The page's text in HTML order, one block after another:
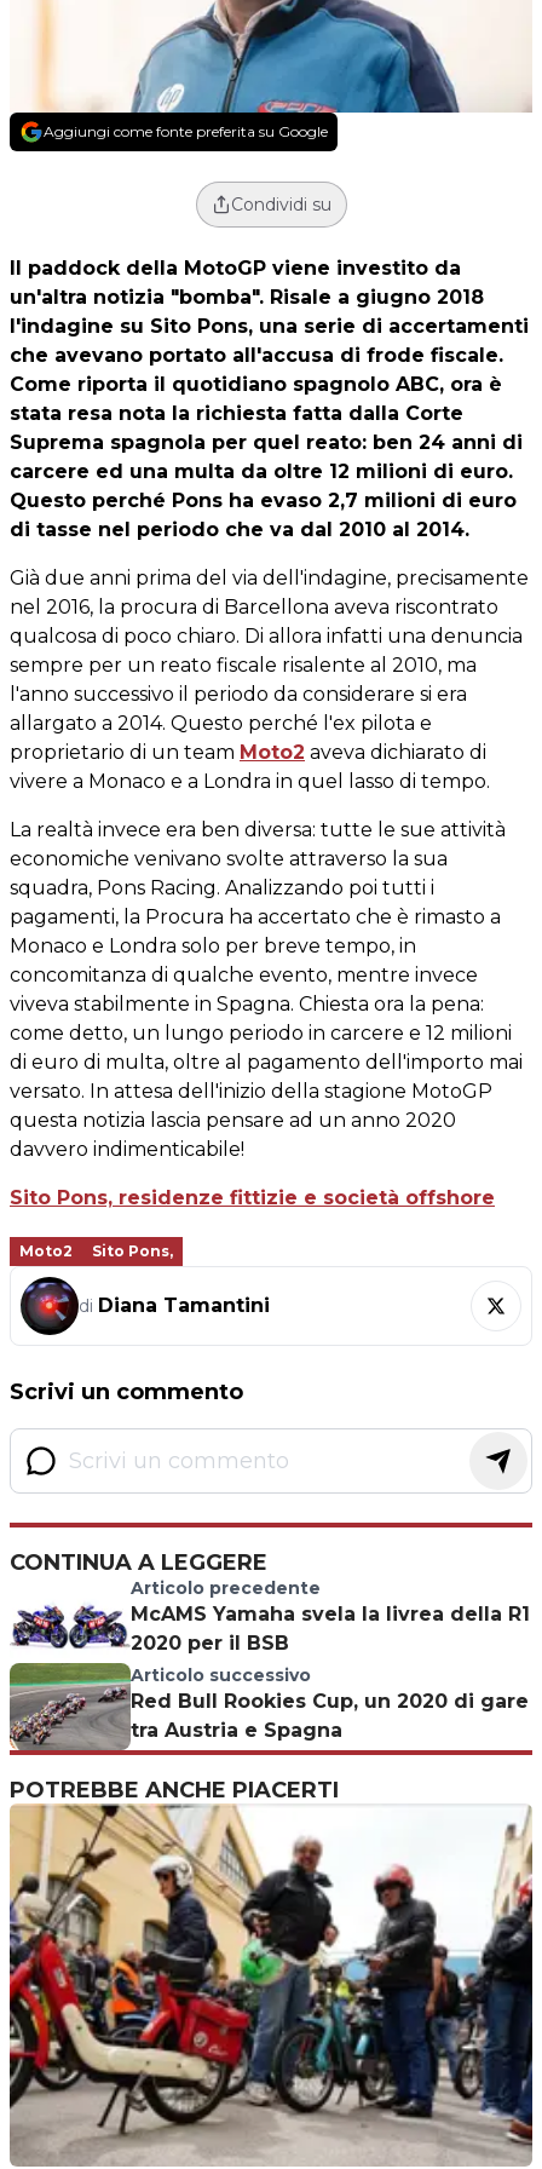
Aggiungi come fonte preferita su Google
Condividi su
Il paddock della MotoGP viene investito da
un'altra notizia "bomba". Risale a giugno 2018
l'indagine su Sito Pons, una serie di accertamenti
che avevano portato all'accusa di frode fiscale.
Come riporta il quotidiano spagnolo ABC, ora è
stata resa nota la richiesta fatta dalla Corte
Suprema spagnola per quel reato: ben 24 anni di
carcere ed una multa da oltre 12 milioni di euro.
Questo perché Pons ha evaso 2,7 milioni di euro
di tasse nel periodo che va dal 2010 al 2014.
Già due anni prima del via dell'indagine, precisamente
nel 2016, la procura di Barcellona aveva riscontrato
qualcosa di poco chiaro. Di allora infatti una denuncia
sempre per un reato fiscale risalente al 2010, ma
l'anno successivo il periodo da considerare si era
allargato a 2014. Questo perché l'ex pilota e
proprietario di un team Moto2 aveva dichiarato di
vivere a Monaco e a Londra in quel lasso di tempo.
La realtà invece era ben diversa: tutte le sue attività
economiche venivano svolte attraverso la sua
squadra, Pons Racing. Analizzando poi tutti i
pagamenti, la Procura ha accertato che è rimasto a
Monaco e Londra solo per breve tempo, in
concomitanza di qualche evento, mentre invece
viveva stabilmente in Spagna. Chiesta ora la pena:
come detto, un lungo periodo in carcere e 12 milioni
di euro di multa, oltre al pagamento dell'importo mai
versato. In attesa dell'inizio della stagione MotoGP
questa notizia lascia pensare ad un anno 2020
davvero indimenticabile!
Sito Pons, residenze fittizie e società offshore
Moto2 Sito Pons,
di Diana Tamantini
Scrivi un commento
CONTINUA A LEGGERE
Articolo precedente
McAMS Yamaha svela la livrea della R1
2020 per il BSB
Articolo successivo
Red Bull Rookies Cup, un 2020 di gare
tra Austria e Spagna
POTREBBE ANCHE PIACERTI